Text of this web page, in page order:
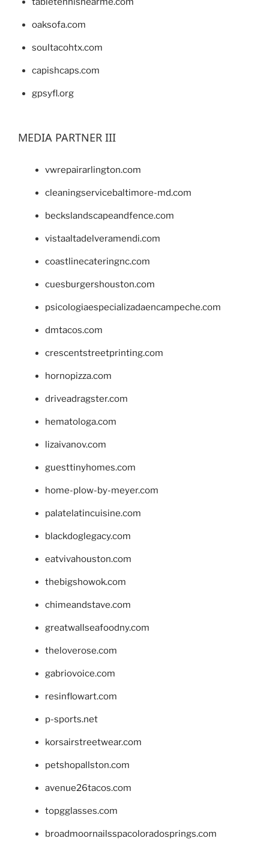
oaksofa.com
soultacohtx.com
capishcaps.com
gpsyfl.org
MEDIA PARTNER III
vwrepairarlington.com
cleaningservicebaltimore-md.com
beckslandscapeandfence.com
vistaaltadelveramendi.com
coastlinecateringnc.com
cuesburgershouston.com
psicologiaespecializadaencampeche.com
dmtacos.com
crescentstreetprinting.com
hornopizza.com
driveadragster.com
hematologa.com
lizaivanov.com
guesttinyhomes.com
home-plow-by-meyer.com
palatelatincuisine.com
blackdoglegacy.com
eatvivahouston.com
thebigshowok.com
chimeandstave.com
greatwallseafoodny.com
theloverose.com
gabriovoice.com
resinflowart.com
p-sports.net
korsairstreetwear.com
petshopallston.com
avenue26tacos.com
topgglasses.com
broadmoornailsspacoloradosprings.com